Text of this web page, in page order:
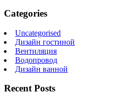
Categories
Uncategorised
Дизайн гостиной
Вентиляция
Водопровод
Дизайн ванной
Recent Posts